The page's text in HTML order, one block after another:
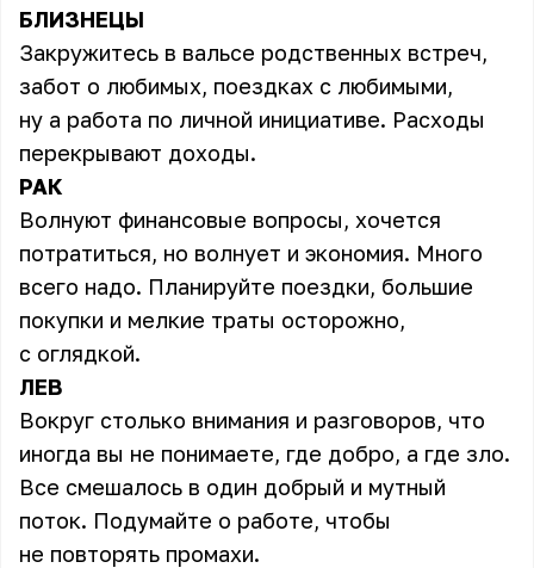
БЛИЗНЕЦЫ
Закружитесь в вальсе родственных встреч,
забот о любимых, поездках с любимыми,
ну а работа по личной инициативе. Расходы
перекрывают доходы.
РАК
Волнуют финансовые вопросы, хочется
потратиться, но волнует и экономия. Много
всего надо. Планируйте поездки, большие
покупки и мелкие траты осторожно,
с оглядкой.
ЛЕВ
Вокруг столько внимания и разговоров, что
иногда вы не понимаете, где добро, а где зло.
Все смешалось в один добрый и мутный
поток. Подумайте о работе, чтобы
не повторять промахи.